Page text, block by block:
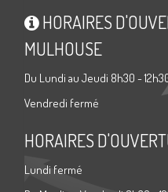
HORAIRES
MULHOUSE
Du Lundi au Jeudi 8h30 -
Vendredi fermé
HORAIRES
Lundi fermé